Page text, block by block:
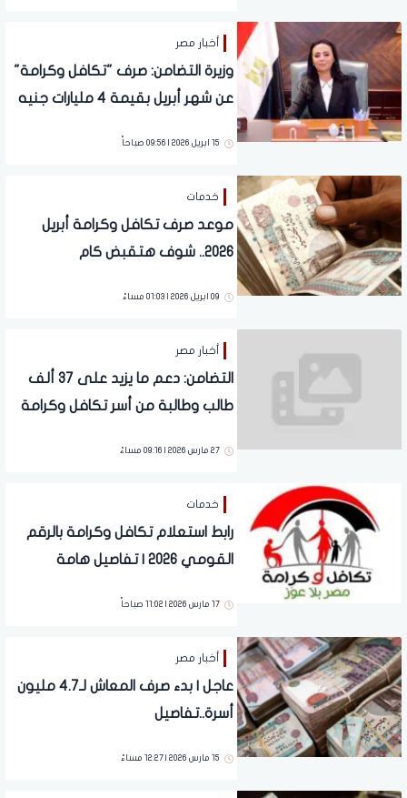
أخبار مصر
وزيرة التضامن: صرف "تكافل وكرامة"
عن شهر أبريل بقيمة 4 مليارات جنيه
15 ابريل 2026 | 09:56 صباحاً
خدمات
موعد صرف تكافل وكرامة أبريل
2026.. شوف هتقبض كام
09 ابريل 2026 | 01:03 مساءً
أخبار مصر
التضامن: دعم ما يزيد على 37 ألف
طالب وطالبة من أسر تكافل وكرامة
الدراسية
27 مارس 2026 | 09:16 مساءً
خدمات
رابط استعلام تكافل وكرامة بالرقم
القومي 2026 | تفاصيل هامة
17 مارس 2026 | 11:02 صباحاً
أخبار مصر
عاجل | بدء صرف المعاش لـ4.7 مليون
أسرة..تفاصيل
15 مارس 2026 | 12:27 مساءً